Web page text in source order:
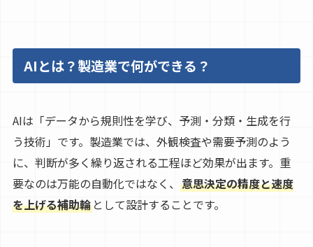
AIとは？製造業で何ができる？
AIは「データから規則性を学び、予測・分類・生成を行
う技術」です。製造業では、外観検査や需要予測のよう
に、判断が多く繰り返される工程ほど効果が出ます。重
要なのは万能の自動化ではなく、 意思決定の精度と速度
を上げる補助輪として設計することです。